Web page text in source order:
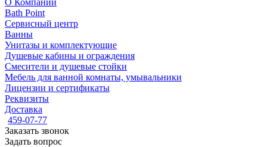
О Компании
Bath Point
Сервисный центр
Ванны
Унитазы и комплектующие
Душевые кабины и ограждения
Смесители и душевые стойки
Мебель для ванной комнаты, умывальники
Лицензии и сертификаты
Реквизиты
Доставка
459-07-77
Заказать звонок
Задать вопрос